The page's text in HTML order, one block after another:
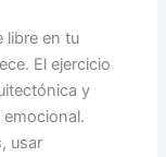
libre en tu
El ejercicio
y
usar